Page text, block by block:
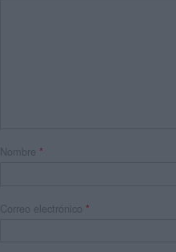
Nombre *
Correo electrónico *